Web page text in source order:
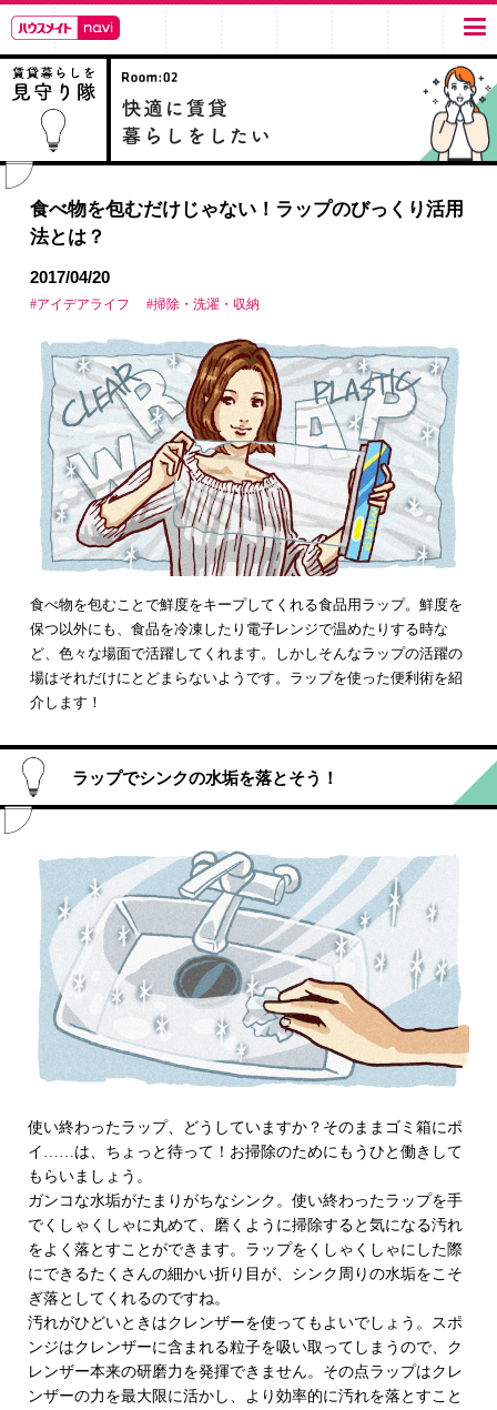
食べ物を包むだけじゃない！ラップのびっくり活用
法とは？
2017/04/20
#アイデアライフ #掃除・洗濯・収納
食べ物を包むことで鮮度をキープしてくれる食品用ラップ。鮮度を
保つ以外にも、食品を冷凍したり電子レンジで温めたりする時な
ど、色々な場面で活躍してくれます。しかしそんなラップの活躍の
場はそれだけにとどまらないようです。ラップを使った便利術を紹
介します！
ラップでシンクの水垢を落とそう！
使い終わったラップ、どうしていますか？そのままゴミ箱にポ
イ……は、ちょっと待って！お掃除のためにもうひと働きして
もらいましょう。
ガンコな水垢がたまりがちなシンク。使い終わったラップを手
でくしゃくしゃに丸めて、磨くように掃除すると気になる汚れ
をよく落とすことができます。ラップをくしゃくしゃにした際
にできるたくさんの細かい折り目が、シンク周りの水垢をこそ
ぎ落としてくれるのですね。
汚れがひどいときはクレンザーを使ってもよいでしょう。スポ
ンジはクレンザーに含まれる粒子を吸い取ってしまうので、ク
レンザー本来の研磨力を発揮できません。その点ラップはクレ
ンザーの力を最大限に活かし、より効率的に汚れを落とすこと